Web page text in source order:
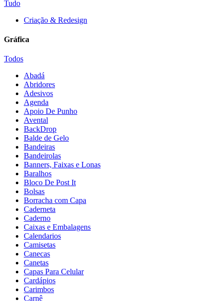
Tudo
Criação & Redesign
Gráfica
Todos
Abadá
Abridores
Adesivos
Agenda
Apoio De Punho
Avental
BackDrop
Balde de Gelo
Bandeiras
Bandeirolas
Banners, Faixas e Lonas
Baralhos
Bloco De Post It
Bolsas
Borracha com Capa
Caderneta
Caderno
Caixas e Embalagens
Calendarios
Camisetas
Canecas
Canetas
Capas Para Celular
Cardápios
Carimbos
Carnê